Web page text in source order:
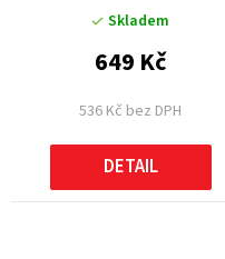
Skladem
536 Kč bez DPH
649 Kč
DETAIL